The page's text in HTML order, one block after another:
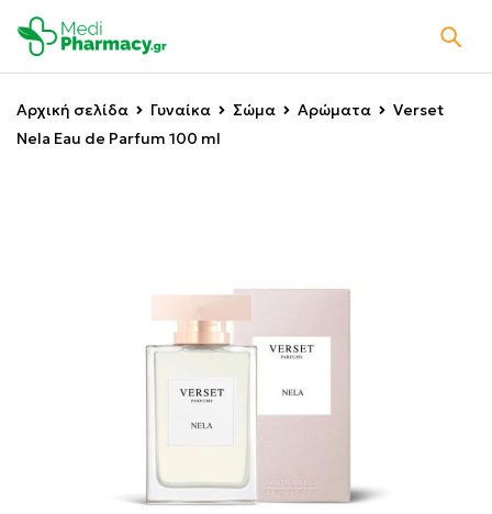
Αρχική σελίδα Γυναίκα Σώμα Αρώματα
Verset
Nela Eau de Parfum 100 ml